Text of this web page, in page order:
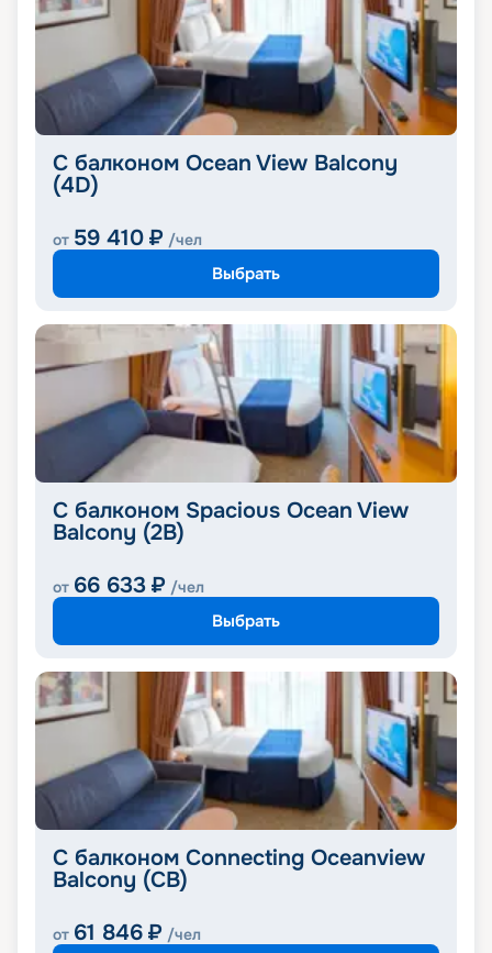
С балконом Ocean View Balcony
(4D)
от 59 410 ₽ /чел
Выбрать
С балконом Spacious Ocean View
Balcony (2B)
от 66 633 ₽ /чел
Выбрать
С балконом Connecting Oceanview
Balcony (CB)
от 61 846 ₽ /чел